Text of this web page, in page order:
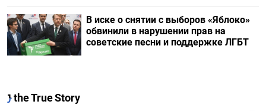
В иске о снятии с выборов «Яблоко»
обвинили в нарушении прав на
советские песни и поддержке ЛГБТ